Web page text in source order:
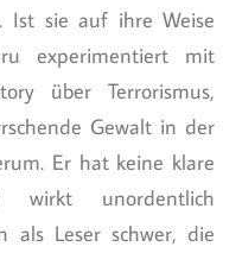
Ist sie auf ihre Weise
experimentiert mit
über Terrorismus,
Gewalt in der
Er hat keine klare
wirkt unordentlich
als Leser schwer, die